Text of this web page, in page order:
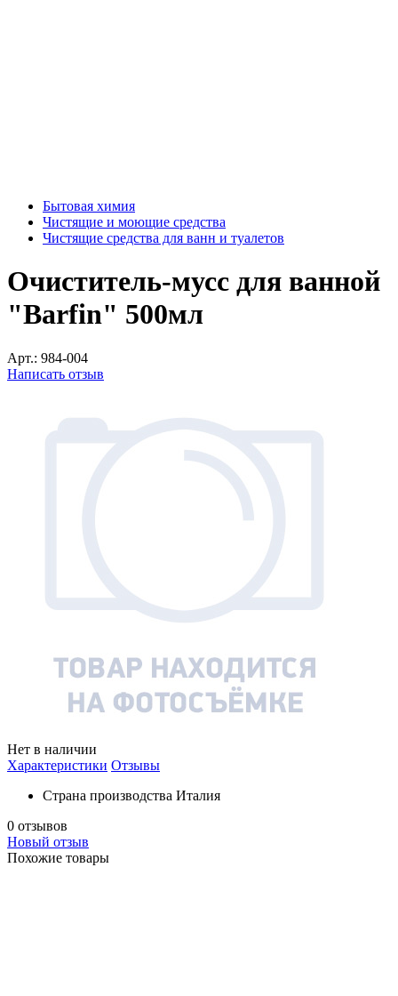
Бытовая химия
Чистящие и моющие средства
Чистящие средства для ванн и туалетов
Очиститель-мусс для ванной
"Barfin" 500мл
Арт.: 984-004
Написать отзыв
Нет в наличии
Характеристики Отзывы
Страна производства Италия
0 отзывов
Новый отзыв
Похожие товары